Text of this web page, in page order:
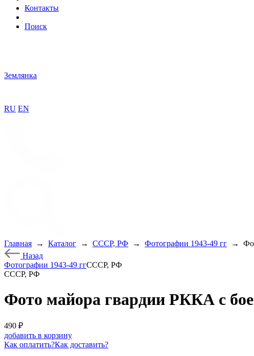
Контакты
Поиск
Землянка
RU EN
Главная → Каталог → СССР, РФ → Фотографии 1943-49 гг →
Назад
Фотографии 1943-49 ггСССР, РФ
СССР, РФ
Фото майора гвардии РККА с
490 ₽
добавить в корзину
Как оплатить?Как доставить?